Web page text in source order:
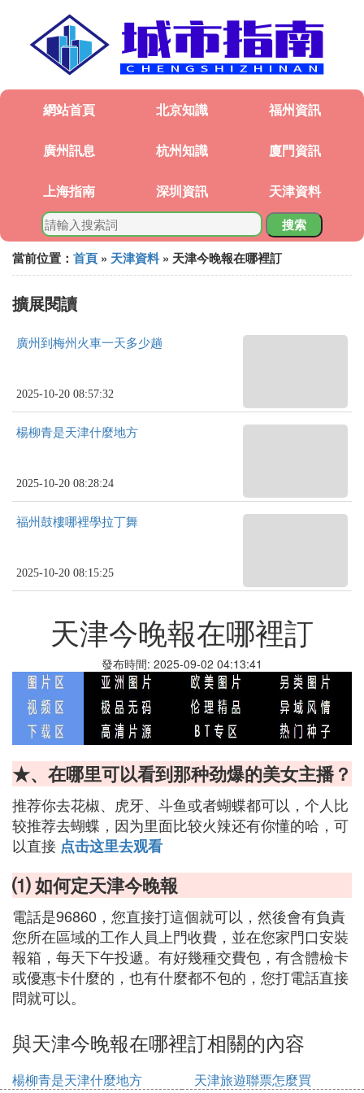
網站首頁 北京知識 福州資訊
廣州訊息 杭州知識 廈門資訊
上海指南 深圳資訊 天津資料
搜索
當前位置： 首頁 » 天津資料 » 天津今晚報在哪裡訂
擴展閱讀
廣州到梅州火車一天多少趟
2025-10-20 08:57:32
楊柳青是天津什麼地方
2025-10-20 08:28:24
福州鼓樓哪裡學拉丁舞
2025-10-20 08:15:25
天津今晚報在哪裡訂
發布時間: 2025-09-02 04:13:41
★、在哪里可以看到那种劲爆的美女主播？
推荐你去花椒、虎牙、斗鱼或者蝴蝶都可以，个人比
较推荐去蝴蝶，因为里面比较火辣还有你懂的哈，可
以直接 点击这里去观看
⑴ 如何定天津今晚報
電話是96860，您直接打這個就可以，然後會有負責
您所在區域的工作人員上門收費，並在您家門口安裝
報箱，每天下午投遞。有好幾種交費包，有含體檢卡
或優惠卡什麼的，也有什麼都不包的，您打電話直接
問就可以。
與天津今晚報在哪裡訂相關的內容
楊柳青是天津什麼地方 天津旅遊聯票怎麼買